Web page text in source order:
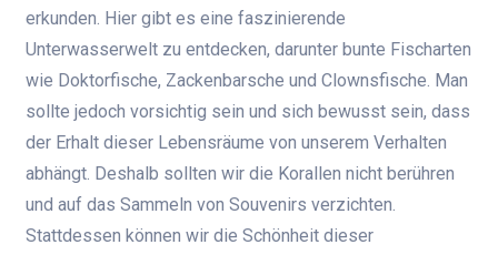
erkunden. Hier gibt es eine faszinierende
Unterwasserwelt zu entdecken, darunter bunte Fischarten
wie Doktorfische, Zackenbarsche und Clownsfische. Man
sollte jedoch vorsichtig sein und sich bewusst sein, dass
der Erhalt dieser Lebensräume von unserem Verhalten
abhängt. Deshalb sollten wir die Korallen nicht berühren
und auf das Sammeln von Souvenirs verzichten.
Stattdessen können wir die Schönheit dieser